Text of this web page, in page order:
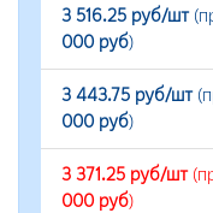
3 516.25 руб/шт
000 руб)
3 443.75 руб/шт
000 руб)
3 371.25 руб/шт
000 руб)